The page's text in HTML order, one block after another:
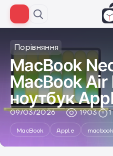
Порівняння
MacBook
MacBook Air
ноутбук
09/03/2026 1903
MacBook Apple